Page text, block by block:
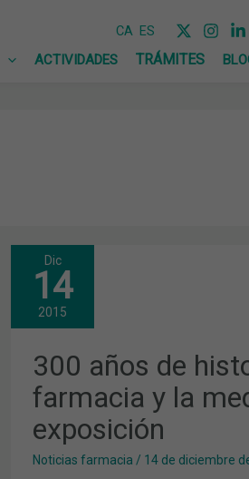
CA ES
ACTIVIDADES
Dic
14
2015
300 años de
farmacia y la
exposición
Noticias farmacia / 14 de diciembre
300
AÑOS
DE
HISTORIA
DE
FARMACIA
Y
LA
MEDICINA
EN
UNA
EXPOSICIÓN